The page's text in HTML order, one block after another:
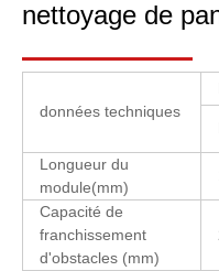
nettoyage de
données techniques
Longueur du
module(mm)
Capacité de
franchissement
d'obstacles (mm)